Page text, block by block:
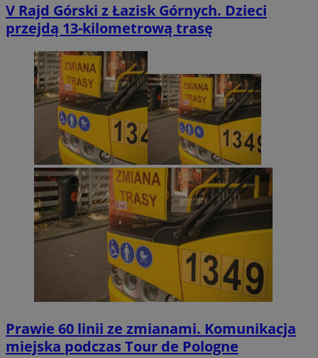
V Rajd Górski z Łazisk Górnych. Dzieci
przejdą 13-kilometrową trasę
Prawie 60 linii ze zmianami. Komunikacja
miejska podczas Tour de Pologne